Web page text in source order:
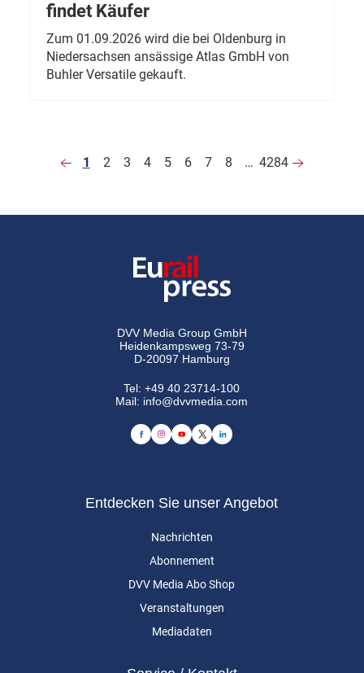
findet Käufer
Zum 01.09.2026 wird die bei Oldenburg in
Niedersachsen ansässige Atlas GmbH von
Buhler Versatile gekauft.
1 2 3 4 5 6 7 8 … 4284
DVV Media Group GmbH
Heidenkampsweg 73-79
D-20097 Hamburg
Tel:+49 40 23714-100
Mail: info@dvvmedia.com
Entdecken Sie unser Angebot
Nachrichten
Abonnement
DVV Media Abo Shop
Veranstaltungen
Mediadaten